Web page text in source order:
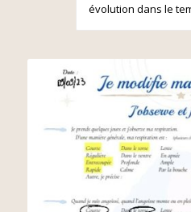
évolution dans le